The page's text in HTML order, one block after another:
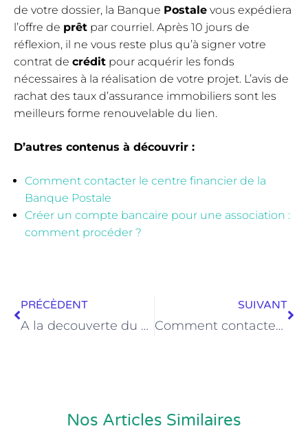
de votre dossier, la Banque Postale vous expédiera
l’offre de prêt par courriel. Après 10 jours de
réflexion, il ne vous reste plus qu’à signer votre
contrat de crédit pour acquérir les fonds
nécessaires à la réalisation de votre projet. L’avis de
rachat des taux d’assurance immobiliers sont les
meilleurs forme renouvelable du lien.
D’autres contenus à découvrir :
Comment contacter le centre financier de la
Banque Postale
Créer un compte bancaire pour une association :
comment procéder ?
PRÉCÈDENT
A la decouverte du service Filbanque du CIC
SUIVANT
Comment contacter le centre financier de la Banque Postale
Nos Articles Similaires